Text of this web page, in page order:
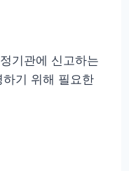
기관에 신고하는
기 위해 필요한